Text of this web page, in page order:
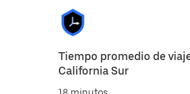
Tiempo promedio de
California Sur